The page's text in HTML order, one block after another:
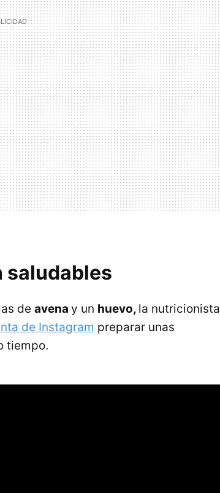
saludables
de avena y un huevo, la nutricionista
de Instagram preparar unas
tiempo.